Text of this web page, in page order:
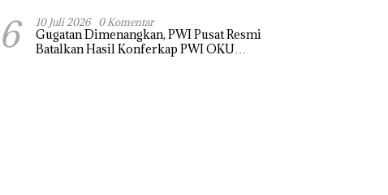
tersumbat sebakan banjir jika musim
hujan
6 10 Juli 2026 0 Komentar
Gugatan Dimenangkan, PWI Pusat Resmi
Batalkan Hasil Konferkap PWI OKU